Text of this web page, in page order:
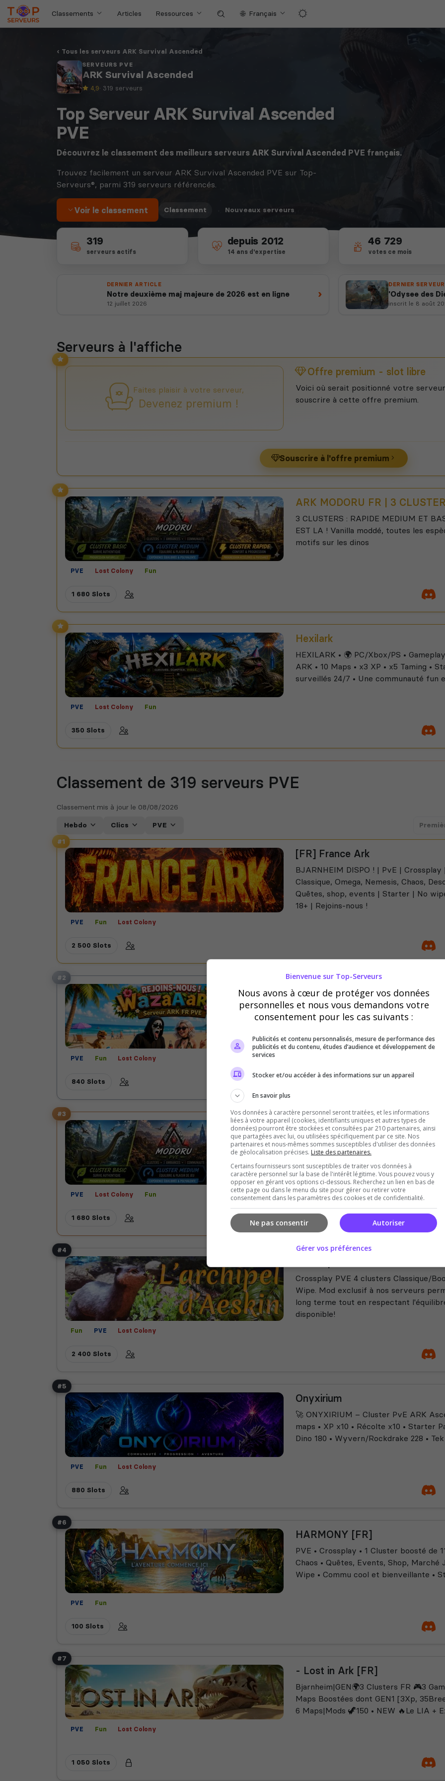
Classements Articles Ressources Français
Tous les serveurs ARK Survival Ascended
SERVEURS PVE
ARK Survival Ascended
4,9· 319 serveurs
Top Serveur ARK Survival Ascended
PVE
Découvrez le classement des meilleurs serveurs ARK Survival Ascended PVE français.
Trouvez facilement un serveur ARK Survival Ascended PVE sur Top-
Serveurs®, parmi 319 serveurs référencés.
Voir le classement Classement · Nouveaux serveurs
319
serveurs actifs
depuis 2012
14 ans d'expertise
46 729
votes ce mois
DERNIER ARTICLE
Notre deuxième maj majeure de 2026 est en ligne
12 juillet 2026
›
DERNIER
'Odysee des
inscrit le 8 août
Serveurs à l'affiche
Faites plaisir à votre serveur,
Devenez premium !
Offre premium - slot libre
Voici où serait positionné votre
souscrire à cette offre premium.
Souscrire à l'offre premium
PVE Lost Colony Fun
ARK MODORU FR | 3
3 CLUSTERS : RAPIDE MEDIUM ET
EST LA ! Vanilla moddé, toutes les
motifs sur les dinos
1 680 Slots
PVE Lost Colony Fun
Hexilark
HEXILARK • 🌍 PC/Xbox/PS •
ARK • 10 Maps • x3 XP • x5 Taming •
surveillés 24/7 • Une communauté fun
350 Slots
Classement de 319 serveurs PVE
Classement mis à jour le 08/08/2026
Hebdo Clics PVE
#1
PVE Fun Lost Colony
[FR] France Ark
BJARNHEIM DISPO ! | PvE |
Classique, Omega, Nemesis, Chaos,
Quêtes, shop, events | Starter | No
18+ | Rejoins-nous !
2 500 Slots
#2
PVE Fun Lost Colony
WaZaAarK
WaZaAaAaAa ( ͡♥ o ͡♥)✌ Vous
communauté de folie Ne cherchez
840 Slots
#3
PVE Lost Colony Fun
ARK MODORU FR | 3
3 CLUSTERS : RAPIDE MEDIUM ET
EST LA ! Vanilla moddé, toutes les
motifs sur les dinos
1 680 Slots
#4
Fun PVE Lost Colony
Crossplay PVE 4 clusters Classique/
Wipe. Mod exclusif à nos serveurs
long terme tout en respectant
disponible!
2 400 Slots
#5
PVE Fun Lost Colony
Onyxirium
🚀 ONYXIRIUM – Cluster PvE ARK
maps • XP x10 • Récolte x10 • Starter
Dino 180 • Wyvern/Rockdrake 228 •
880 Slots
#6
PVE Fun
HARMONY [FR]
PVE • Crossplay • 1 Cluster boosté de
Chaos • Quêtes, Events, Shop, Marché
Wipe • Commu cool et bienveillante •
100 Slots
#7
PVE Fun Lost Colony
- Lost in Ark [FR]
Bjarnheim|GEN🌍3 Clusters FR 🎮3
Maps Boostées dont GEN1 [3Xp,
6 Maps|Mods 🦖150 • NEW 🔥Le LIA +
1 050 Slots
Bienvenue sur Top-Serveurs
Nous avons à cœur de protéger vos données
personnelles et nous vous demandons votre
consentement pour les cas suivants :
Publicités et contenu personnalisés, mesure de performance des
publicités et du contenu, études d’audience et développement de
services
Stocker et/ou accéder à des informations sur un appareil
En savoir plus
Vos données à caractère personnel seront traitées, et les informations
liées à votre appareil (cookies, identifiants uniques et autres types de
données) pourront être stockées et consultées par 210 partenaires, ainsi
que partagées avec lui, ou utilisées spécifiquement par ce site. Nos
partenaires et nous-mêmes sommes susceptibles d'utiliser des données
de géolocalisation précises. Liste des partenaires.
Certains fournisseurs sont susceptibles de traiter vos données à
caractère personnel sur la base de l'intérêt légitime. Vous pouvez vous y
opposer en gérant vos options ci-dessous. Recherchez un lien en bas de
cette page ou dans le menu du site pour gérer ou retirer votre
consentement dans les paramètres des cookies et de confidentialité.
Autoriser
Ne pas consentir
Gérer vos préférences